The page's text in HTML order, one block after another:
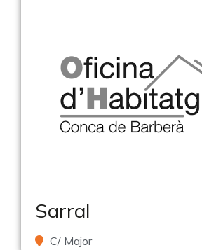
Sarral
C/ Major